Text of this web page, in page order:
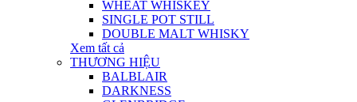
WHEAT WHISKEY
SINGLE POT STILL
DOUBLE MALT WHISKY
Xem tất cả
THƯƠNG HIỆU
BALBLAIR
DARKNESS